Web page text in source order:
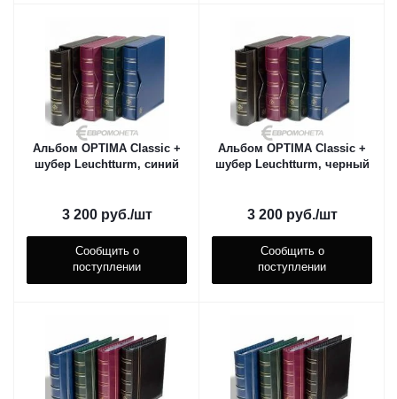
Альбом OPTIMA Classic +
шубер Leuchtturm, синий
3 200руб./шт
Сообщить о
поступлении
Альбом OPTIMA Classic +
шубер Leuchtturm, черный
3 200руб./шт
Сообщить о
поступлении